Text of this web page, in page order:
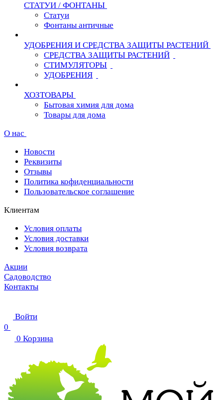
СТАТУИ / ФОНТАНЫ
Статуи
Фонтаны античные
УДОБРЕНИЯ И СРЕДСТВА ЗАЩИТЫ РАСТЕНИЙ
СРЕДСТВА ЗАЩИТЫ РАСТЕНИЙ
СТИМУЛЯТОРЫ
УДОБРЕНИЯ
ХОЗТОВАРЫ
Бытовая химия для дома
Товары для дома
О нас
Новости
Реквизиты
Отзывы
Политика кофиденциальности
Пользовательское соглашение
Клиентам
Условия оплаты
Условия доставки
Условия возврата
Акции
Садоводство
Контакты
Войти
0
0 Корзина